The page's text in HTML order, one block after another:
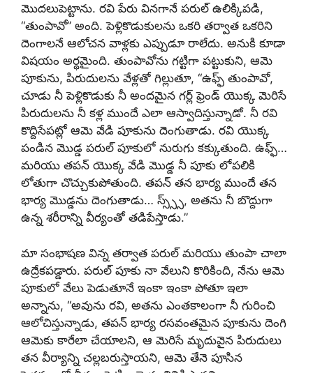
మొదలుపెట్టాను. రవి పేరు వినగానే పరుల్ ఉలిక్కిపడి,
“తుంపావో” అంది. పెళ్లికొడుకులను ఒకరి తర్వాత ఒకరిని
దెంగాలనే ఆలోచన వాళ్లకు ఎప్పుడూ రాలేదు. అనుకి కూడా
విషయం అర్థమైంది. తుంపావోను గట్టిగా పట్టుకుని, ఆమె
పూకును, పిరుదులను వేళ్లతో గిల్లుతూ, “ఉఫ్ఫ్ తుంపావో,
చూడు నీ పెళ్లికొడుకు నీ అందమైన గర్ల్ ఫ్రెండ్ యొక్క మెరిసే
పిరుదులను నీ కళ్ల ముందే ఎలా ఆస్వాదిస్తున్నాడో. నీ రవి
కొద్దిసేపట్లో ఆమె వేడి పూకును దెంగుతాడు. రవి యొక్క
పండిన మొడ్డ పరుల్ పూకులో నురుగు కక్కుతుంది. ఉఫ్ఫ్…
మరియు తపన్ యొక్క వేడి మొడ్డ నీ పూకు లోపలికి
లోతుగా చొచ్చుకుపోతుంది. తపన్ తన భార్య ముందే తన
భార్య మొడ్డను దెంగుతాడు… స్స్స్స్, అతను నీ బొద్దుగా
ఉన్న శరీరాన్ని వీర్యంతో తడిపేస్తాడు.”
మా సంభాషణ విన్న తర్వాత పరుల్ మరియు తుంపా చాలా
ఉద్రేకపడ్డారు. పరుల్ పూకు నా వేలుని కొరికింది, నేను ఆమె
పూకులో వేలు పెడుతూనే ఇంకా ఇంకా పోతూ ఇలా
అన్నాను, “అవును రవి, అతను ఎంతకాలంగా నీ గురించి
ఆలోచిస్తున్నాడు, తపన్ భార్య రసవంతమైన పూకును దెంగి
ఆమెకు కారేలా చేయాలని, ఆ మెరిసే మృదువైన పిరుదులు
తన వీర్యాన్ని చల్లబరుస్తాయని, ఆమె తేనె పూసిన